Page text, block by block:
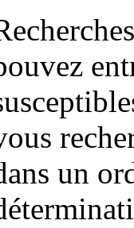
un